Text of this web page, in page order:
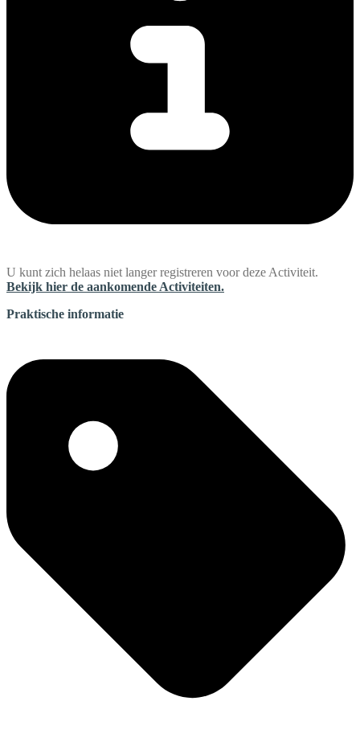
U kunt zich helaas niet langer registreren voor deze Activiteit.
Bekijk hier de aankomende Activiteiten.
Praktische informatie